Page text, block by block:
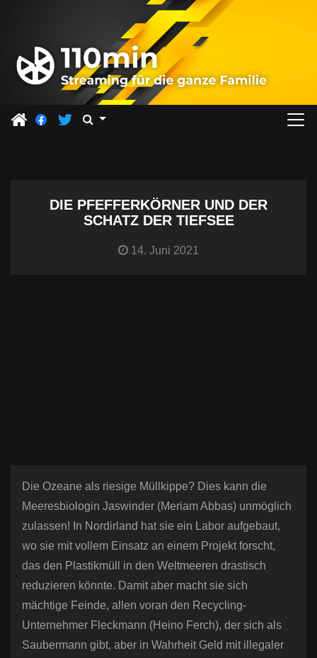
DIE PFEFFERKÖRNER UND DER
SCHATZ DER TIEFSEE
14. Juni 2021
Die Ozeane als riesige Müllkippe? Dies kann die
Meeresbiologin Jaswinder (Meriam Abbas) unmöglich
zulassen! In Nordirland hat sie ein Labor aufgebaut,
wo sie mit vollem Einsatz an einem Projekt forscht,
das den Plastikmüll in den Weltmeeren drastisch
reduzieren könnte. Damit aber macht sie sich
mächtige Feinde, allen voran den Recycling-
Unternehmer Fleckmann (Heino Ferch), der sich als
Saubermann gibt, aber in Wahrheit Geld mit illegaler